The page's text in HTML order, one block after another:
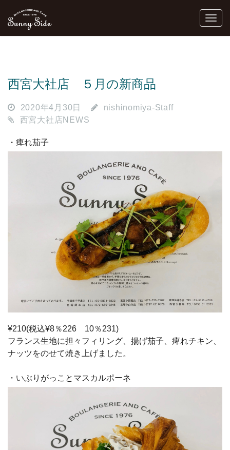
西宮大社店 ５月の新商品
2020年4月30日
nishinomiya-Staff
西宮大社店NEWS
・痺れ茄子
¥210(税込¥8％226 10％231)
フランス生地に担々フィリング、揚げ茄子、痺れチキン、
ナッツをのせて焼き上げました。
・いぶりがっことマスカルポーネ